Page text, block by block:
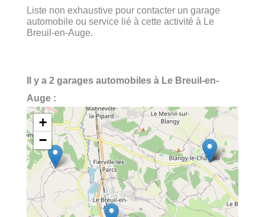
Liste non exhaustive pour contacter un garage
automobile ou service lié à cette activité à Le
Breuil-en-Auge.
Il y a 2 garages automobiles à Le Breuil-en-
Auge :
+
−